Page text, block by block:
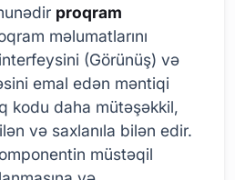
proqram
məlumatlarını
(Görünüş) və
emal edən məntiqi
kodu daha mütəşəkkil,
və saxlanıla bilən edir.
müstəqil